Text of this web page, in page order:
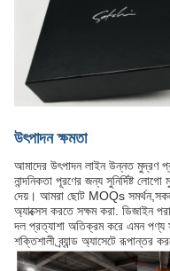
উৎপাদন ক্ষমতা
আমাদের উৎপাদন লাইন উন্নত মুদ্রণ
নান্দনিকতা পূরণের জন্য সুনির্দিষ্ট
দেয়। আমরা ছোট MOQs সমর্থন,সকল
অ্যাক্সেস করতে সক্ষম করা. ডিজাইন
দল প্রত্যাশা অতিক্রম করে এমন পণ্য
শক্তিশালী ব্র্যান্ড অ্যাসেটে রূপান্তর